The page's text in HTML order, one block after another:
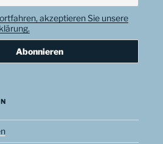
akzeptieren Sie unsere